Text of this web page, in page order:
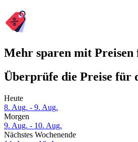
Mehr sparen mit
Überprüfe die Preise für
Heute
8. Aug. - 9. Aug.
Morgen
9. Aug. - 10. Aug.
Nächstes Wochenende